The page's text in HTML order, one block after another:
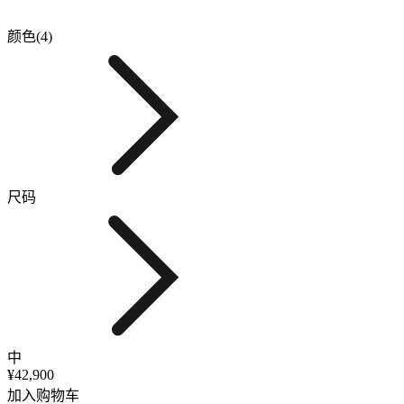
颜色(4)
尺码
中
¥42,900
加入购物车